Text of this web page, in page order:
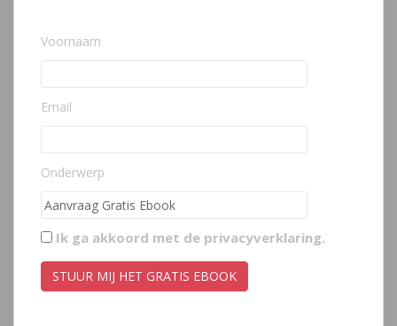
Voornaam
Email
Onderwerp
Ik ga akkoord met de privacyverklaring.